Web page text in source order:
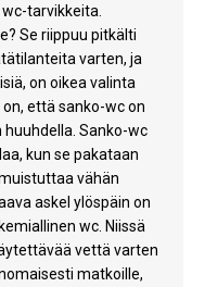
tarvikkeita.
Se riippuu pitkälti
varten, ja
on oikea valinta
että sanko-wc on
huuhdella. Sanko-wc
kun se pakataan
vähän
askel ylöspäin on
wc. Niissä
vettä varten
matkoille,